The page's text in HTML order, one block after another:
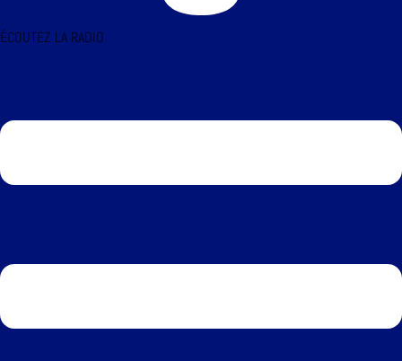
ÉCOUTEZ LA RADIO